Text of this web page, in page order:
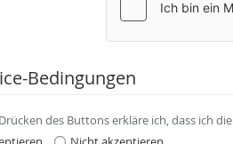
Bedingungen
des Buttons erkläre ich, dass ich die